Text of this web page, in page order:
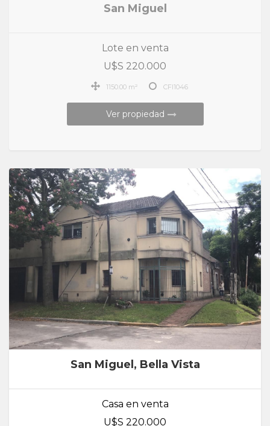
San Miguel
Lote en venta
U$S 220.000
1150.00 m² CFI1046
Ver propiedad
San Miguel, Bella Vista
Casa en venta
U$S 220.000